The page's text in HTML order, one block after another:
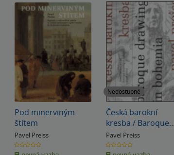
Pod minerviným
štítem
Pavel Preiss
0.0
z
Nedostupné
Česká barokní
kresba / Baroque
drawing in Bohemia
Pavel Preiss
0.0
z